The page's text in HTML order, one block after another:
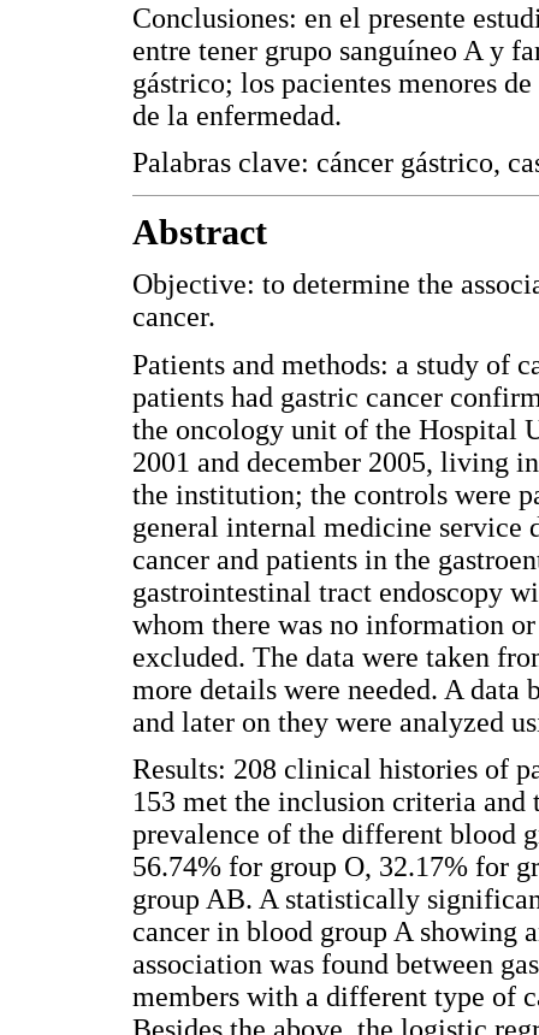
Conclusiones: en el presente
entre tener grupo sanguíneo A y
gástrico; los pacientes menores
de la enfermedad.
Palabras clave: cáncer gástrico,
Abstract
Objective: to determine the
cancer.
Patients and methods: a study of
patients had gastric cancer
the oncology unit of the Hospital
2001 and december 2005, living
the institution; the controls were
general internal medicine service
cancer and patients in the
gastrointestinal tract endoscopy
whom there was no information
excluded. The data were taken
more details were needed. A data
and later on they were analyzed
Results: 208 clinical histories of
153 met the inclusion criteria
prevalence of the different blood
56.74% for group O, 32.17% for
group AB. A statistically
cancer in blood group A showing
association was found between
members with a different type of